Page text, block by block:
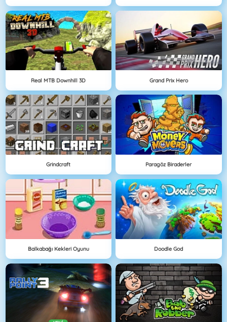
Real MTB Downhill 3D Grand Prix Hero
Grindcraft Paragöz Biraderler
Balkabağı Kekleri Oyunu Doodle God